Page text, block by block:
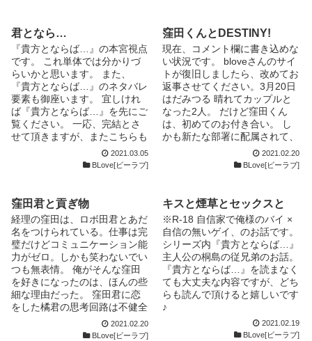
さやいたり、育んだり・・・す
るはず・・・です。 そうそう
事件が起きない、それが日常。
日々を積み重ねながら登場人物
たちと成長できれば。 そんな
気持ちで書き綴っております。
目指すところはＢＬ界のサザエ
さん。サザエさんと違うところ
は、登場人物がちゃんと歳をと
ります。 連載開始から3年たち
ました！ 非Ｒ１８です。 若干
色っぽい雰囲気になったりしま
方は安心して読んでください。
えっちいの大歓迎～な方
は・・・たまにはこういうのも
いいか、と思い直して読んでく
ださい（笑） ※）現在休載
中。来年１月からエブリスタに
て再開予定です。ただいま充電
中！
【木下side】のお話を載せま
す。これで、本当に完結です。
木下さんは、柘植さんの前では
大人ぶっていますが、本当はこ
んな子です(苦笑) 皆様のイメー
ジを壊してしまったらごめんな
さい。 良いところばかり見せ
るのではなく、柘植さんに本当
の自分をさらけ出せるようにな
ると良いな、と親心的展望でし
た。 長い間のご拝読、ありが
とうございました。
君となら…
『貴方とならば…』の本宮視点
です。 これ単体では分かりづ
らいかと思います。 また、
『貴方とならば…』のネタバレ
要素も御座います。 宜しけれ
ば『貴方とならば…』を先にご
覧ください。 一応、完結とさ
せて頂きますが、またこちらも
後日談などを更新致しますの
で、宜しくお願いします♪ 【御
っておりました♪ ありがとうご
ざいます！！！！！ またして
も狂喜乱舞しております(≧∇≦)
亀更新ではありますが、こちら
も頑張っていきますので、宜し
くお願いします☆
2021.03.05
BLove[ビーラブ]
窪田くんとDESTINY!
現在、コメント欄に書き込めな
い状況です。 bloveさんのサイ
トが復旧しましたら、改めてお
返事させてください。3月20日
はだみつる 晴れてカップルと
なった2人。 だけど窪田くん
は、初めてのお付き合い。 し
かも新たな部署に配属されて、
頭の中はいっぱいいっぱい。
そして浮かれまくる橘くん。
で、安心してお読みください。
2021.02.20
BLove[ビーラブ]
窪田君と貢ぎ物
経理の窪田は、ロボ田君とあだ
名をつけられている。仕事は完
璧だけどコミュニケーション能
力がゼロ。しかも笑わないでい
つも無表情。 俺がそんな窪田
を好きになったのは、ほんの些
細な理由だった。 窪田君に恋
をした橘君の思考回路は不健全
ですが、それでも非R18。 ＊こ
の小説はフィクションです。実
2021.02.20
BLove[ビーラブ]
キスと煙草とセックスと
※R-18 自信家で俺様のバイ ×
自信の無いゲイ、のお話です。
シリーズ内『貴方とならば…』
主人公の桐島の従兄弟のお話。
『貴方とならば…』を読まなく
ても大丈夫な内容ですが、どち
らも読んで頂けると嬉しいです
♪
2021.02.19
BLove[ビーラブ]